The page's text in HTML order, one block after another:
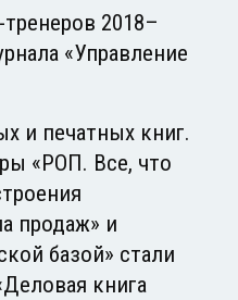
2018–
«Управление
и печатных книг.
«РОП. Все, что
продаж» и
базой» стали
книга